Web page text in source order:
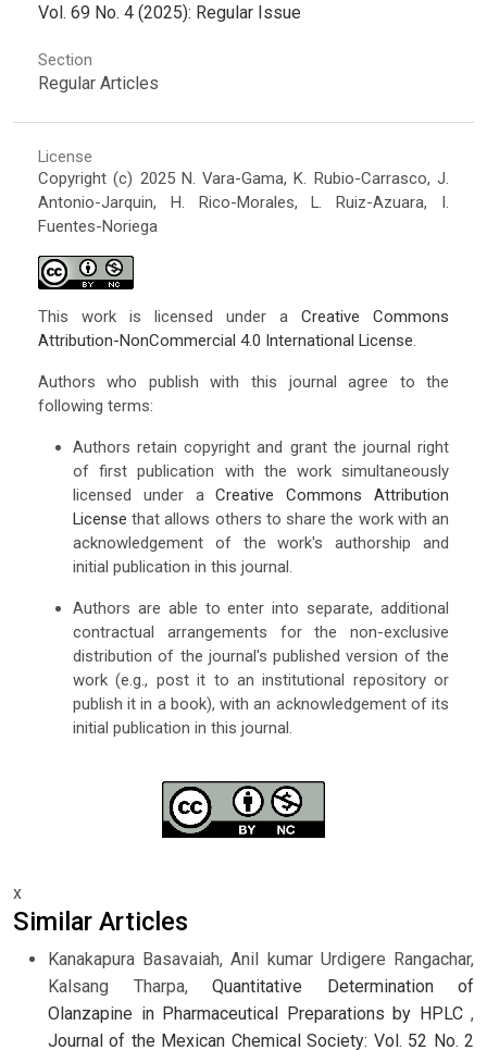
Vol. 69 No. 4 (2025): Regular Issue
Section
Regular Articles
License
Copyright (c) 2025 N. Vara-Gama, K. Rubio-Carrasco, J.
Antonio-Jarquin, H. Rico-Morales, L. Ruiz-Azuara, I.
Fuentes-Noriega
This work is licensed under aCreative Commons
Attribution-NonCommercial 4.0 International License.
Authors who publish with this journal agree to the
following terms:
Authors retain copyright and grant the journal right
of first publication with the work simultaneously
licensed under aCreative Commons Attribution
License that allows others to share the work with an
acknowledgement of the work's authorship and
initial publication in this journal.
Authors are able to enter into separate, additional
contractual arrangements for the non-exclusive
distribution of the journal's published version of the
work (e.g., post it to an institutional repository or
publish it in a book), with an acknowledgement of its
initial publication in this journal.
x
Similar Articles
Kanakapura Basavaiah, Anil kumar Urdigere Rangachar,
Kalsang Tharpa, Quantitative Determination of
Olanzapine in Pharmaceutical Preparations by HPLC ,
Journal of the Mexican Chemical Society: Vol. 52 No. 2